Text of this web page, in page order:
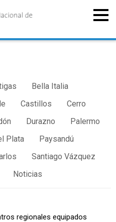
Bella Italia
Castillos
Cerro
Durazno
Palermo
Plata
Paysandú
Santiago Vázquez
Noticias
regionales equipados